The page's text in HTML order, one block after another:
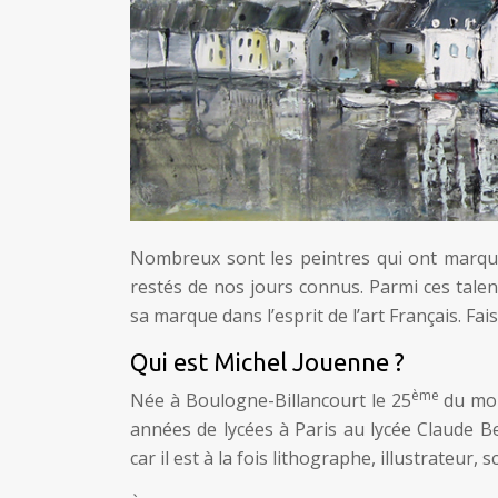
Nombreux sont les peintres qui ont
restés de nos jours connus. Parmi ces
sa marque dans l’esprit de l’art Français.
Qui est Michel Jouenne ?
Née à Boulogne-Billancourt le 25ème du
années de lycées à Paris au lycée Claude
car il est à la fois lithographe, illustrateur,